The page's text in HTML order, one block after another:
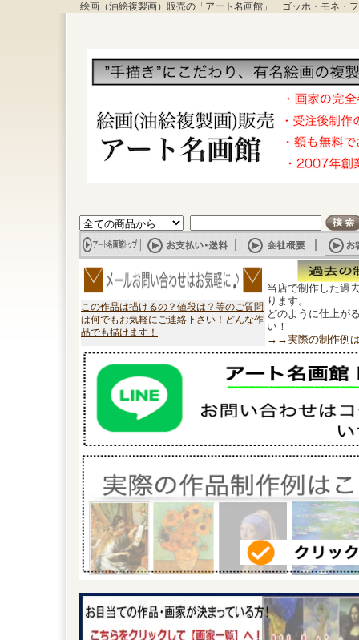
絵画（油絵複製画）販売の「アート名画館」 ゴッホ・モネ・
この作品は描けるの？値段は？等のご質問
は何でもお気軽にご連絡下さい！どんな作
品でも描けます！
当店で制作した過
ります。
どのように仕上が
い！
→→実際の制作例